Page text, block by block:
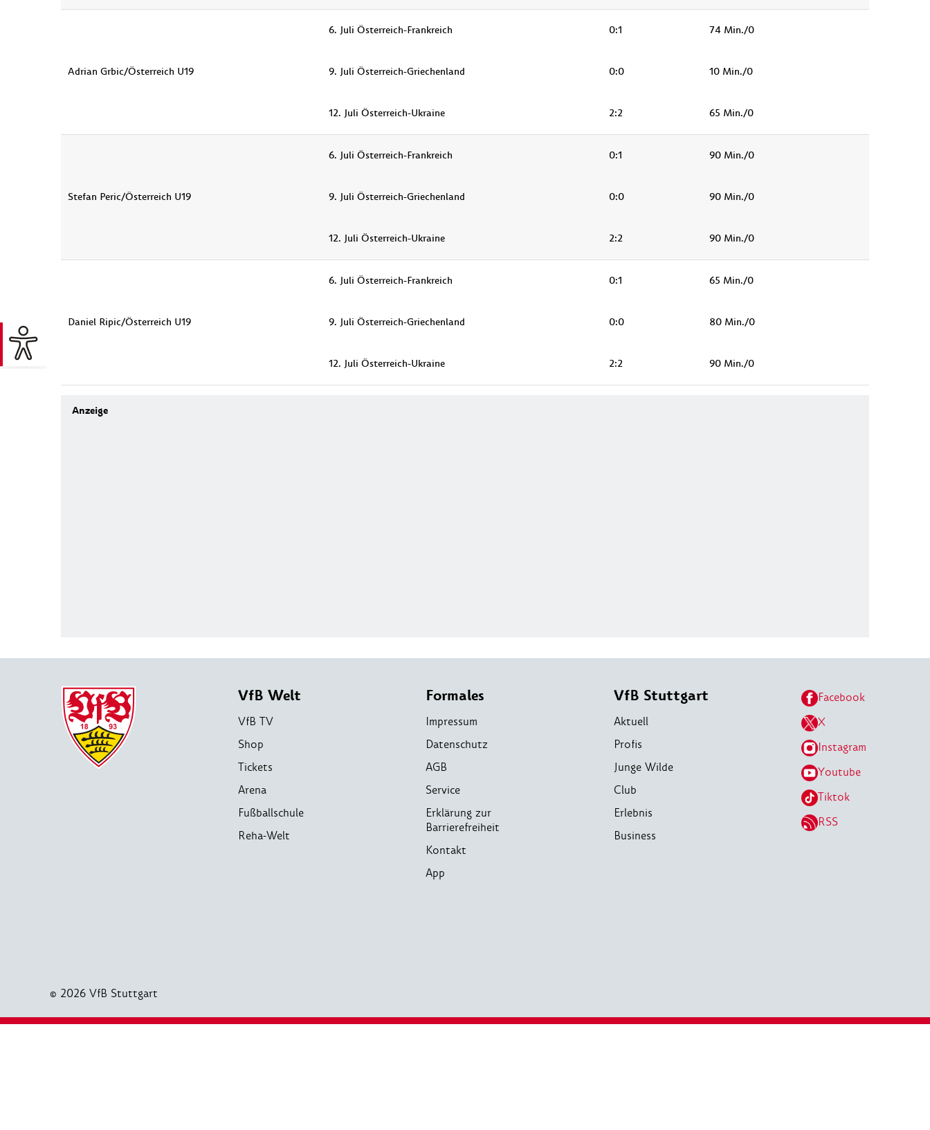
Adrian Grbic/Österreich U19
6. Juli Österreich-Frankreich
9. Juli Österreich-Griechenland
12. Juli Österreich-Ukraine
0:1
0:0
2:2
74 Min./0
10 Min./0
65 Min./0
Stefan Peric/Österreich U19
6. Juli Österreich-Frankreich
9. Juli Österreich-Griechenland
12. Juli Österreich-Ukraine
0:1
0:0
2:2
90 Min./0
90 Min./0
90 Min./0
Daniel Ripic/Österreich U19
6. Juli Österreich-Frankreich
9. Juli Österreich-Griechenland
12. Juli Österreich-Ukraine
0:1
0:0
2:2
65 Min./0
80 Min./0
90 Min./0
VfB Welt
VfB TV
Shop
Tickets
Arena
Fußballschule
Reha-Welt
Formales
Impressum
Datenschutz
AGB
Service
Erklärung zur
Barrierefreiheit
Kontakt
App
VfB Stuttgart
Aktuell
Profis
Junge Wilde
Club
Erlebnis
Business
Facebook
X
Instagram
Youtube
Tiktok
RSS
© 2026 VfB Stuttgart